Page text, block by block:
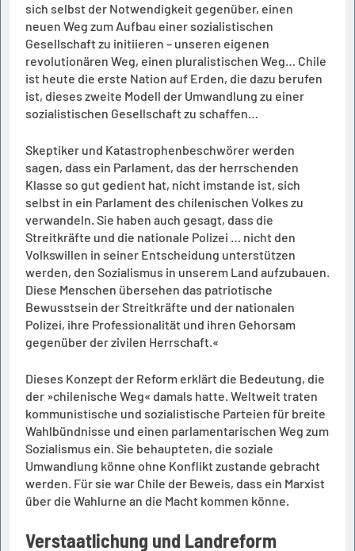
sich selbst der Notwendigkeit gegenüber, einen
neuen Weg zum Aufbau einer sozialistischen
Gesellschaft zu initiieren – unseren eigenen
revolutionären Weg, einen pluralistischen Weg… Chile
ist heute die erste Nation auf Erden, die dazu berufen
ist, dieses zweite Modell der Umwandlung zu einer
sozialistischen Gesellschaft zu schaffen…
Skeptiker und Katastrophenbeschwörer werden
sagen, dass ein Parlament, das der herrschenden
Klasse so gut gedient hat, nicht imstande ist, sich
selbst in ein Parlament des chilenischen Volkes zu
verwandeln. Sie haben auch gesagt, dass die
Streitkräfte und die nationale Polizei … nicht den
Volkswillen in seiner Entscheidung unterstützen
werden, den Sozialismus in unserem Land aufzubauen.
Diese Menschen übersehen das patriotische
Bewusstsein der Streitkräfte und der nationalen
Polizei, ihre Professionalität und ihren Gehorsam
gegenüber der zivilen Herrschaft.«
Dieses Konzept der Reform erklärt die Bedeutung, die
der »chilenische Weg« damals hatte. Weltweit traten
kommunistische und sozialistische Parteien für breite
Wahlbündnisse und einen parlamentarischen Weg zum
Sozialismus ein. Sie behaupteten, die soziale
Umwandlung könne ohne Konflikt zustande gebracht
werden. Für sie war Chile der Beweis, dass ein Marxist
über die Wahlurne an die Macht kommen könne.
Verstaatlichung und Landreform